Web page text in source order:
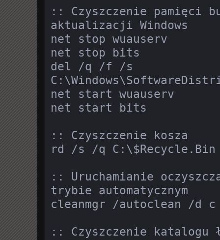
:: Czyszczenie pamięci
aktualizacji Windows
net stop wuauserv
net stop bits
del /q /f /s
net start wuauserv
net start bits
:: Czyszczenie kosza
rd /s /q C:\$Recycle.Bin
:: Uruchamianie
trybie automatycznym
cleanmgr /autoclean /d c
:: Czyszczenie katalogu